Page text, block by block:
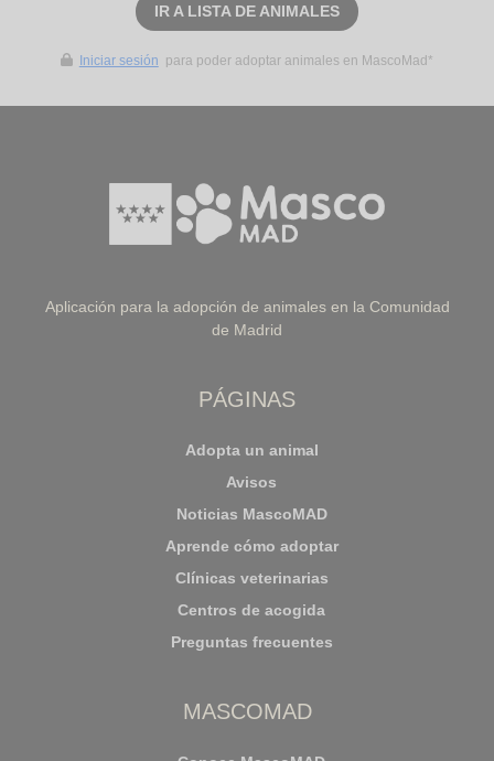
IR A LISTA DE ANIMALES
Iniciar sesión para poder adoptar animales en MascoMad*
Aplicación para la adopción de animales en la Comunidad
de Madrid
PÁGINAS
Adopta un animal
Avisos
Noticias MascoMAD
Aprende cómo adoptar
Clínicas veterinarias
Centros de acogida
Preguntas frecuentes
MASCOMAD